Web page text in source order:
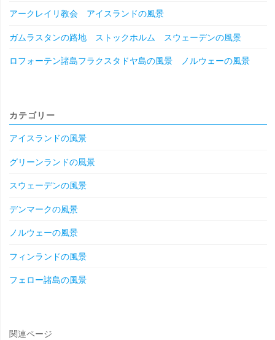
アークレイリ教会 アイスランドの風景
ガムラスタンの路地 ストックホルム スウェーデンの風景
ロフォーテン諸島フラクスタドヤ島の風景 ノルウェーの風景
カテゴリー
アイスランドの風景
グリーンランドの風景
スウェーデンの風景
デンマークの風景
ノルウェーの風景
フィンランドの風景
フェロー諸島の風景
関連ページ